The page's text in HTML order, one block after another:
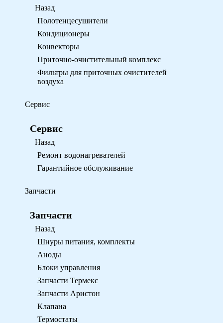
Назад
Полотенцесушители
Кондиционеры
Конвекторы
Приточно-очистительный комплекс
Фильтры для приточных очистителей
воздуха
Сервис
Сервис
Назад
Ремонт водонагревателей
Гарантийное обслуживание
Запчасти
Запчасти
Назад
Шнуры питания, комплекты
Аноды
Блоки управления
Запчасти Термекс
Запчасти Аристон
Клапана
Термостаты